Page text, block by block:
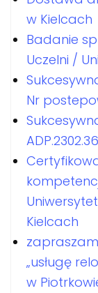
w Kielcach
Badanie
Uczelni /
Nr
Kielcach
„usługę
w